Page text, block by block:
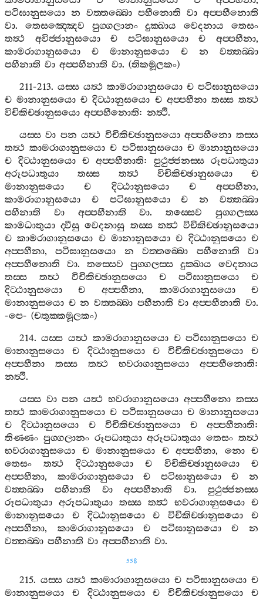
පටිඝානුසයො න වත‍්තබ‍්බො පහීනොති වා අප‍්පහීනොති
වා. තෙසඤ‍්ඤෙව පුග‍්ගලානං දුක‍්ඛාය වෙදනාය
තෙසං
තත්‍ථ
අවිජ‍්ජානුසයො ච පටිඝානුසයො ච අප‍්පහීනා,
කාමරාගානුසයො
ච මානානුසයො ච න
වත‍්තබ‍්බා
පහීනාති වා අප‍්පහීනාති වා. (තිකමූලකං)
211-213. යස‍්ස යත්‍ථ කාමරාගානුසයො ච පටිඝානුසයො
ච මානානුසයො ච දිට‍්ඨානුසයො ච අප‍්පහීනා තස‍්ස තත්‍ථ
විචිකිච‍්ඡානුසයො අප‍්පහීනොති: නත්‍ථි.
යස‍්ස වා පන යත්‍ථ විචිකිච‍්ඡානුසයො අප‍්පහීනො තස‍්ස
තත්‍ථ කාමරාගානුසයො ච පටිඝානුසයො ච මානානුසයො
ච දිට‍්ඨානුසයො ච අප‍්පහීනාති: පුථුජ‍්ජනස‍්ස රූපධාතුයා
අරූපධාතුයා
තස‍්ස තත්‍ථ විචිකිච‍්ඡානුසයො
ච
මානානුසයො
ච දිට‍්ඨානුසයො ච අප‍්පහීනා,
කාමරාගානුසයො
ච පටිඝානුසයො ච න
වත‍්තබ‍්බා
පහීනාති
වා අප‍්පහීනාති වා.තස‍්සෙව
පුග‍්ගලස‍්ස
කාමධාතුයා ද‍්වීසු වෙදනාසු තස‍්ස තත්‍ථ විචිකිච‍්ඡානුසයො
ච කාමරාගානුසයො ච මානානුසයො ච දිට‍්ඨානුසයො ච
අප‍්පහීනා,පටිඝානුසයො න වත‍්තබ‍්බො පහීනොති
වා
අප‍්පහීනොති
වා. තස‍්සෙව පුග‍්ගලස‍්ස දුක‍්ඛාය
වෙදනාය
තස‍්ස
තත්‍ථ විචිකිච‍්ඡානුසයො ච පටිඝානුසයො
ච
දිට‍්ඨානුසයො
ච අප‍්පහීනා, කාමරාගානුසයො
ච
මානානුසයො ච න වත‍්තබ‍්බා පහීනාති වා අප‍්පහීනාති වා.
-පෙ- (චතුක‍්කමූලකං)
214.යස‍්ස යත්‍ථ කාමරාගානුසයො ච පටිඝානුසයො ච
මානානුසයො
ච දිට‍්ඨානුසයො ච විචිකිච‍්ඡානුසයො
ච
අප‍්පහීනා
තස‍්ස තත්‍ථ භවරාගානුසයො අප‍්පහීනොති:
නත්‍ථි.
යස‍්ස වා පන යත්‍ථ භවරාගානුසයො අප‍්පහීනො තස‍්ස
තත්‍ථ කාමරාගානුසයො ච පටිඝානුසයො ච මානානුසයො
ච
දිට‍්ඨානුසයො ච විචිකිච‍්ඡානුසයො ච අප‍්පහීනාති:
තිණ‍්ණං පුග‍්ගලානං රූපධාතුයා අරූපධාතුයා තෙසං තත්‍ථ
භවරාගානුසයො
ච මානානුසයො ච අප‍්පහීනා, නො
ච
තෙසං
තත්‍ථ දිට‍්ඨානුසයො ච විචිකිච‍්ඡානුසයො
ච
අප‍්පහීනා, කාමරාගානුසයො ච පටිඝානුසයො ච
න
වත‍්තබ‍්බා
පහීනාති වා අප‍්පහීනාති වා.පුථුජ‍්ජනස‍්ස
රූපධාතුයා අරූපධාතුයා තස‍්ස තත්‍ථ භවරාගානුසයො ච
මානානුසයො
ච දිට‍්ඨානුසයො ච විචිකිච‍්ඡානුසයො
ච
අප‍්පහීනා, කාමරාගානුසයො ච පටිඝානුසයො ච
න
වත‍්තබ‍්බා පහීනාති වා අප‍්පහීනාති වා.
558
215. යස‍්ස යත්‍ථ කාමාරාගානුසයො ච පටිඝානුසයො ච
මානානුසයො
ච දිට‍්ඨානුසයො ච විචිකිච‍්ඡානුසයො
ච